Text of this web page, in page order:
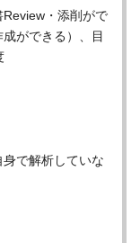
Review・添削がで
ができる）、目
身で解析していな